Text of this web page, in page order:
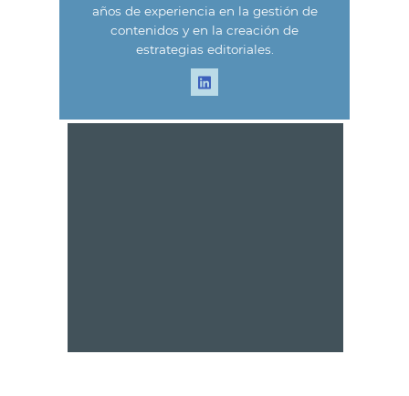
años de experiencia en la gestión de
contenidos y en la creación de
estrategias editoriales.